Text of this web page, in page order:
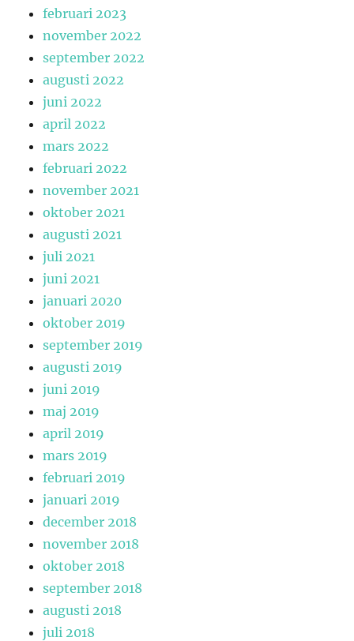
februari 2023
november 2022
september 2022
augusti 2022
juni 2022
april 2022
mars 2022
februari 2022
november 2021
oktober 2021
augusti 2021
juli 2021
juni 2021
januari 2020
oktober 2019
september 2019
augusti 2019
juni 2019
maj 2019
april 2019
mars 2019
februari 2019
januari 2019
december 2018
november 2018
oktober 2018
september 2018
augusti 2018
juli 2018